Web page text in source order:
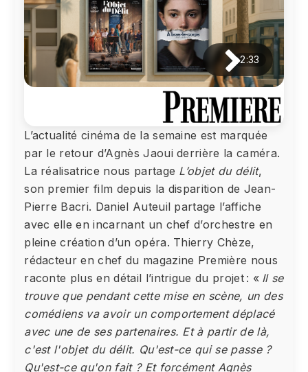
2:33
L’actualité cinéma de la semaine est marquée
par le retour d’Agnès Jaoui derrière la caméra.
La réalisatrice nous partage L’objet du délit,
son premier film depuis la disparition de Jean-
Pierre Bacri. Daniel Auteuil partage l’affiche
avec elle en incarnant un chef d’orchestre en
pleine création d’un opéra. Thierry Chèze,
rédacteur en chef du magazine Première nous
raconte plus en détail l’intrigue du projet : « Il se
trouve que pendant cette mise en scène, un des
comédiens va avoir un comportement déplacé
avec une de ses partenaires. Et à partir de là,
c'est l'objet du délit. Qu'est-ce qui se passe ?
Qu'est-ce qu'on fait ? Et forcément Agnès